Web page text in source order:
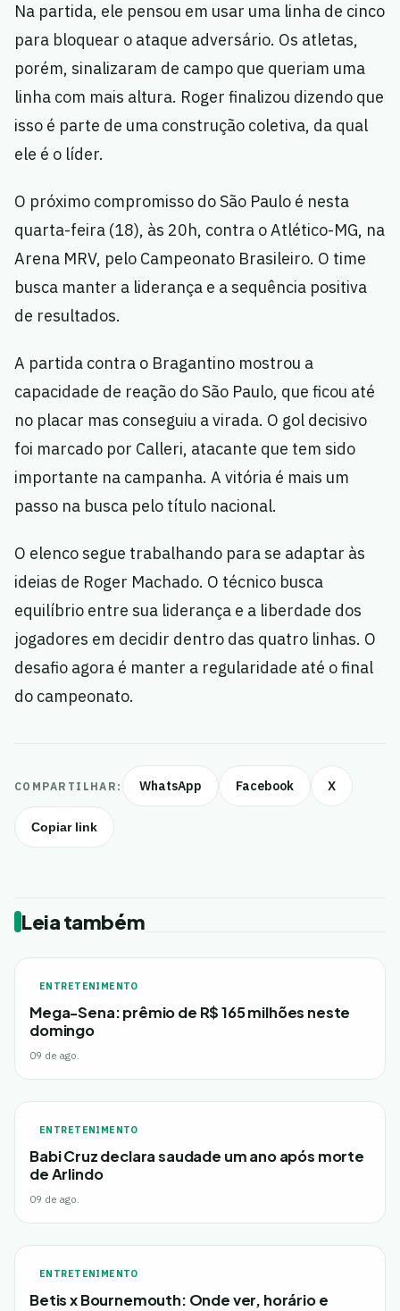
Na partida, ele pensou em usar uma linha de cinco
para bloquear o ataque adversário. Os atletas,
porém, sinalizaram de campo que queriam uma
linha com mais altura. Roger finalizou dizendo que
isso é parte de uma construção coletiva, da qual
ele é o líder.
O próximo compromisso do São Paulo é nesta
quarta-feira (18), às 20h, contra o Atlético-MG, na
Arena MRV, pelo Campeonato Brasileiro. O time
busca manter a liderança e a sequência positiva
de resultados.
A partida contra o Bragantino mostrou a
capacidade de reação do São Paulo, que ficou até
no placar mas conseguiu a virada. O gol decisivo
foi marcado por Calleri, atacante que tem sido
importante na campanha. A vitória é mais um
passo na busca pelo título nacional.
O elenco segue trabalhando para se adaptar às
ideias de Roger Machado. O técnico busca
equilíbrio entre sua liderança e a liberdade dos
jogadores em decidir dentro das quatro linhas. O
desafio agora é manter a regularidade até o final
do campeonato.
COMPARTILHAR: WhatsApp Facebook X
Copiar link
Leia também
ENTRETENIMENTO
Mega-Sena: prêmio de R$ 165 milhões neste
domingo
09 de ago.
ENTRETENIMENTO
Babi Cruz declara saudade um ano após morte
de Arlindo
09 de ago.
ENTRETENIMENTO
Betis x Bournemouth: Onde ver, horário e